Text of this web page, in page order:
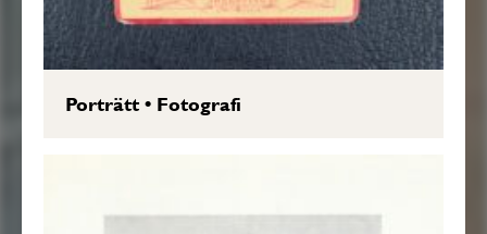
Porträtt• Fotografi